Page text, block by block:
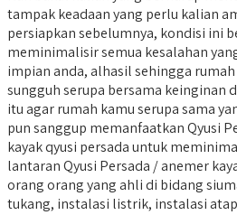
tampak keadaan yang perlu kalian
persiapkan sebelumnya, kondisi ini
meminimalisir semua kesalahan
impian anda, alhasil sehingga
sungguh serupa bersama keinginan
itu agar rumah kamu serupa sama
pun sanggup memanfaatkan Qyusi
kayak qyusi persada untuk
lantaran Qyusi Persada / anemer
orang orang yang ahli di bidang
tukang, instalasi listrik, instalasi